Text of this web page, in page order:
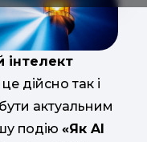
інтелект
дійсно так і
актуальним
подію «Як AI